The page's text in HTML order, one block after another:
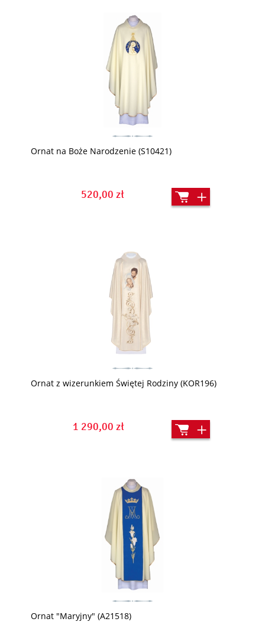
Ornat na Boże Narodzenie (S10421)
520,00 zł
Ornat z wizerunkiem Świętej Rodziny (KOR196)
1 290,00 zł
Ornat "Maryjny" (A21518)